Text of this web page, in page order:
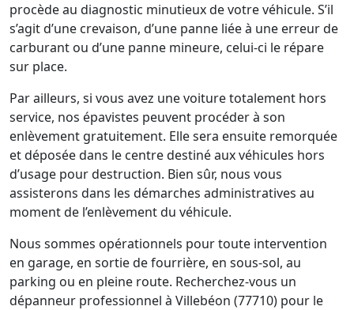
procède au diagnostic minutieux de votre véhicule. S’il
s’agit d’une crevaison, d’une panne liée à une erreur de
carburant ou d’une panne mineure, celui-ci le répare
sur place.
Par ailleurs, si vous avez une voiture totalement hors
service, nos épavistes peuvent procéder à son
enlèvement gratuitement. Elle sera ensuite remorquée
et déposée dans le centre destiné aux véhicules hors
d’usage pour destruction. Bien sûr, nous vous
assisterons dans les démarches administratives au
moment de l’enlèvement du véhicule.
Nous sommes opérationnels pour toute intervention
en garage, en sortie de fourrière, en sous-sol, au
parking ou en pleine route. Recherchez-vous un
dépanneur professionnel à Villebéon (77710) pour le